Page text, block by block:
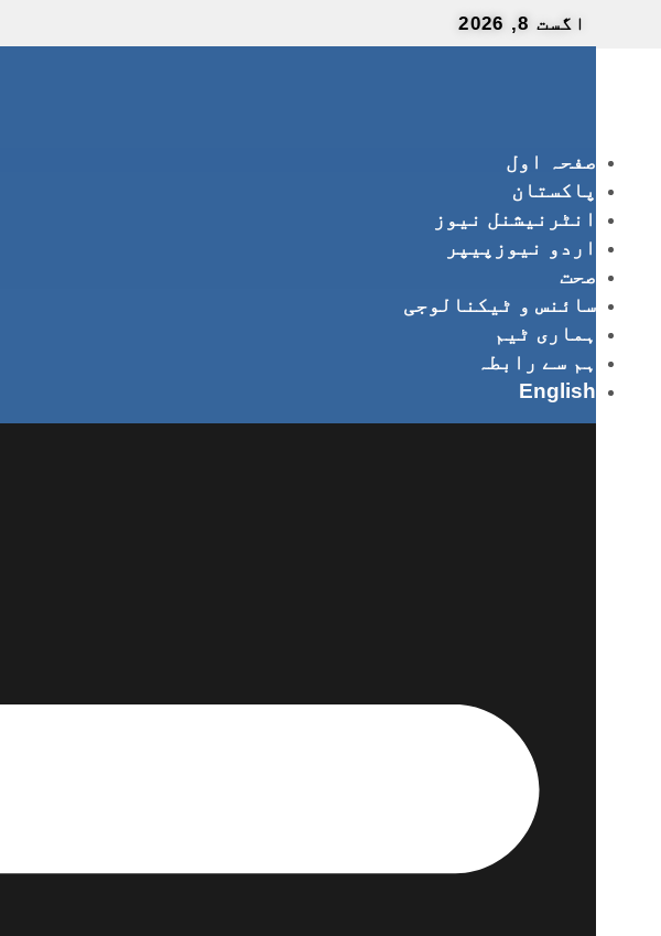
اگست 8, 2026
صفحہ اول
پاکستان
انٹرنیشنل نیوز
اردو نیوزپیپر
صحت
سائنس و ٹیکنالوجی
ہماری ٹیم
ہم سے رابطہ
English